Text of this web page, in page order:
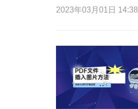
2023年03月01日 14:38